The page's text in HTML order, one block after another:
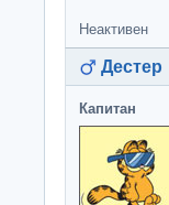
Неактивен
Дестер
Капитан